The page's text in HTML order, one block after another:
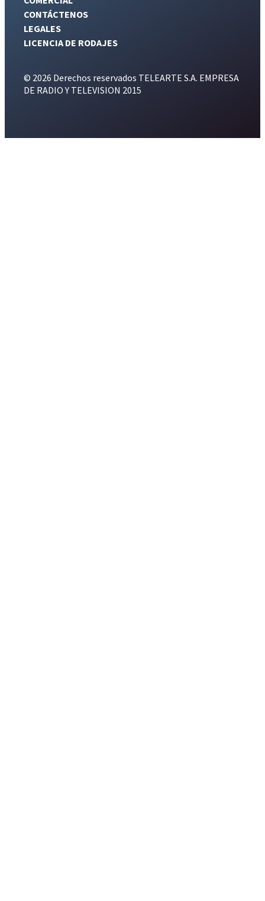
CONTÁCTENOS
LEGALES
LICENCIA DE RODAJES
© 2026 Derechos reservados TELEARTE S.A. EMPRESA
DE RADIO Y TELEVISION 2015